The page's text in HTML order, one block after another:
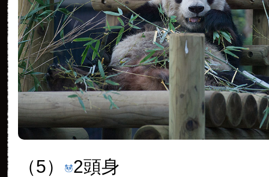
（5） 2頭身